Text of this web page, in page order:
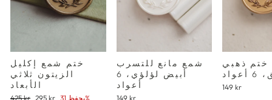
ختم شمع إكليل
الزيتون ثلاثي
الأبعاد
سعر
425 kr سعر
295 kr يحفظ 31%
شمع مانع للتسرب
أبيض لؤلؤي، 6
أعواد
149 kr
ذهبي
149 kr